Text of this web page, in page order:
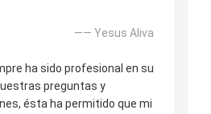
—— Yesus Aliva
ha sido profesional en su
preguntas y
ésta ha permitido que mi